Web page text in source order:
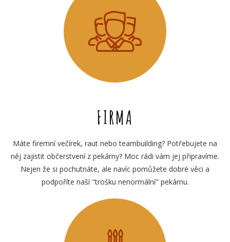
FIRMA
Máte firemní večírek, raut nebo teambuilding? Potřebujete na
něj zajistit občerstvení z pekárny? Moc rádi vám jej připravíme.
Nejen že si pochutnáte, ale navíc pomůžete dobré věci a
podpoříte naší "trošku nenormální" pekárnu.